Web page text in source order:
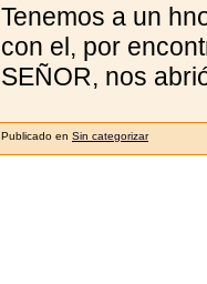
Tenemos a un
con el, por
SEÑOR, nos
Publicado en Sin categorizar